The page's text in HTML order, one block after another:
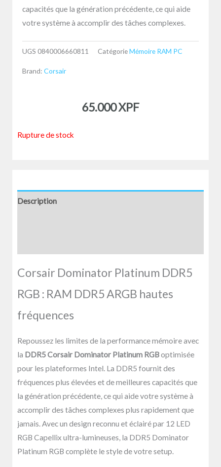
capacités que la génération précédente, ce qui aide
votre système à accomplir des tâches complexes.
UGS 0840006660811 CatégorieMémoire RAM PC
Brand: Corsair
65.000XPF
Rupture de stock
Description
Corsair Dominator Platinum DDR5
RGB : RAM DDR5 ARGB hautes
fréquences
Repoussez les limites de la performance mémoire avec
la DDR5 Corsair Dominator Platinum RGBoptimisée
pour les plateformes Intel. La DDR5 fournit des
fréquences plus élevées et de meilleures capacités que
la génération précédente, ce qui aide votre système à
accomplir des tâches complexes plus rapidement que
jamais. Avec un design reconnu et éclairé par 12 LED
RGB Capellix ultra-lumineuses, la DDR5 Dominator
Platinum RGB complète le style de votre setup.